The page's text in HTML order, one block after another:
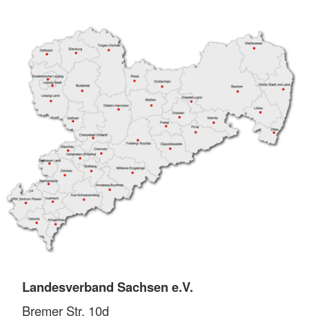
Landesverband Sachsen e.V.
Bremer Str. 10d